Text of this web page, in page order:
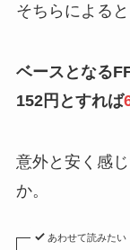
そちらによると
ベースとなる
152円とすれば
意外と安く感
か。
あわせて読みたい